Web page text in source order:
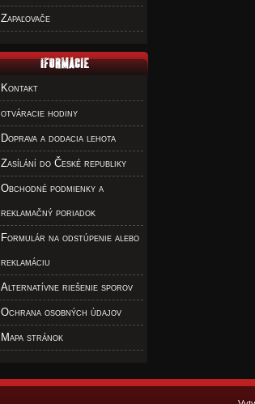
Zapaľovače
Kontakt
otváracie hodiny
Doprava a dodacia lehota
Zasílání do České republiky
Obchodné podmienky a
reklamačný poriadok
Formulár na odstúpenie alebo
reklamáciu
Alternatívne riešenie sporov
Ochrana osobných údajov
Mapa stránok